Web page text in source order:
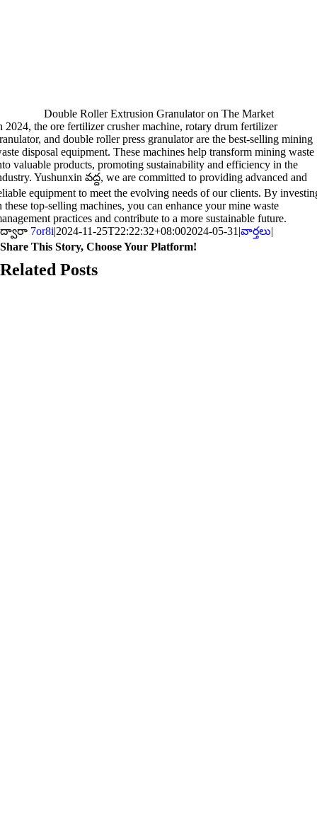
Double Roller Extrusion Granulator on The Market
2024,the ore fertilizer crusher machine,rotary drum fertilizer
,and double roller press granulator are the best-selling mining
disposal equipment.These machines help transform mining waste
valuable products,promoting sustainability and efficiency in the
. Yushunxin వద్ద,we are committed to providing advanced and
equipment to meet the evolving needs of our clients.By
these top-selling machines,you can enhance your mine waste
practices and contribute to a more sustainable future.
ద్వారా 7or8i|2024-11-25T22:22:32+08:002024-05-31 |వార్తలు|
Share This Story, Choose Your Platform!
Related Posts